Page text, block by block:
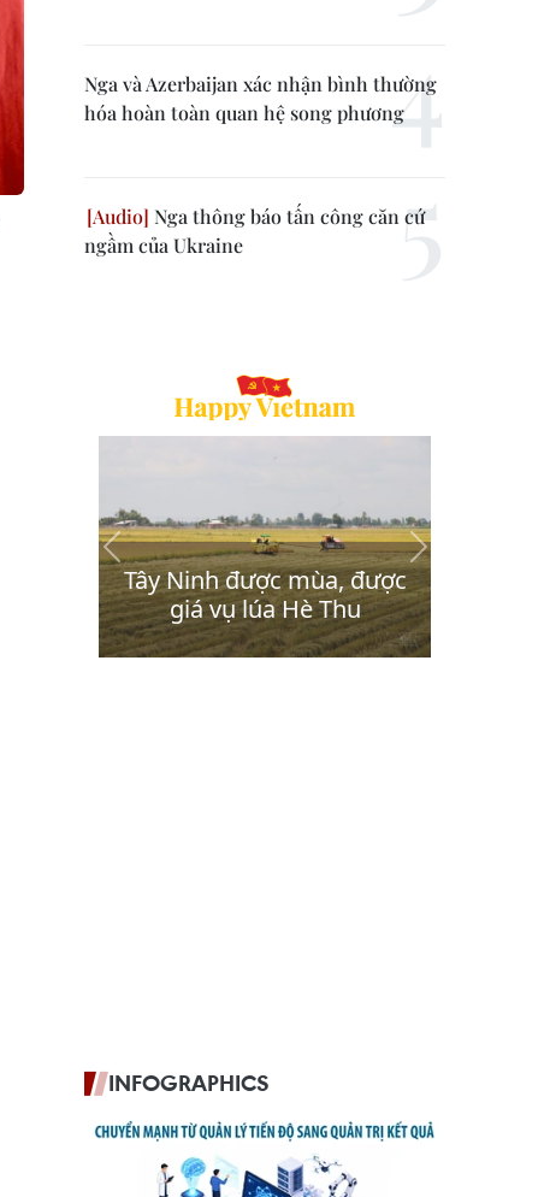
Nga và Azerbaijan xác nhận bình thường
hóa hoàn toàn quan hệ song phương
Nga thông báo tấn công căn cứ
ngầm của Ukraine
INFOGRAPHICS